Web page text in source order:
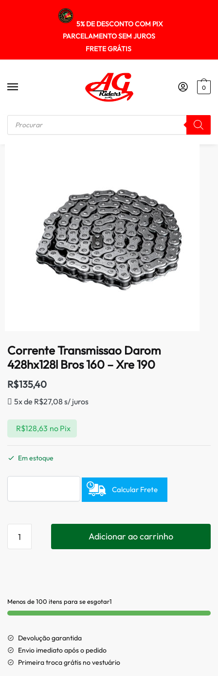
5% DE DESCONTO COM PIX
PARCELAMENTO SEM JUROS
FRETE GRÁTIS
0
Início / KIT RELAÇÃO Corrente Transmissao Darom 428hx128l Bros 160 – Xre 190
Corrente Transmissao Darom
428hx128l Bros 160 – Xre 190
R$135,40
5x de R$27,08 s/ juros
R$128,63 no Pix
Em estoque
Calcular Frete
Adicionar ao carrinho
Menos de 100 itens para se esgotar1
Devolução garantida
Envio imediato após o pedido
Primeira troca grátis no vestuário